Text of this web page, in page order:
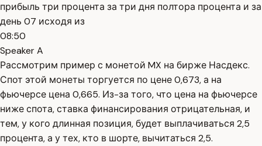
прибыль три процента за три дня полтора процента и за
день 07 исходя из
08:50
Speaker A
Рассмотрим пример с монетой MX на бирже Насдекс.
Спот этой монеты торгуется по цене 0,673, а на
фьючерсе цена 0,665. Из-за того, что цена на фьючерсе
ниже спота, ставка финансирования отрицательная, и
тем, у кого длинная позиция, будет выплачиваться 2,5
процента, а у тех, кто в шорте, вычитаться 2,5.